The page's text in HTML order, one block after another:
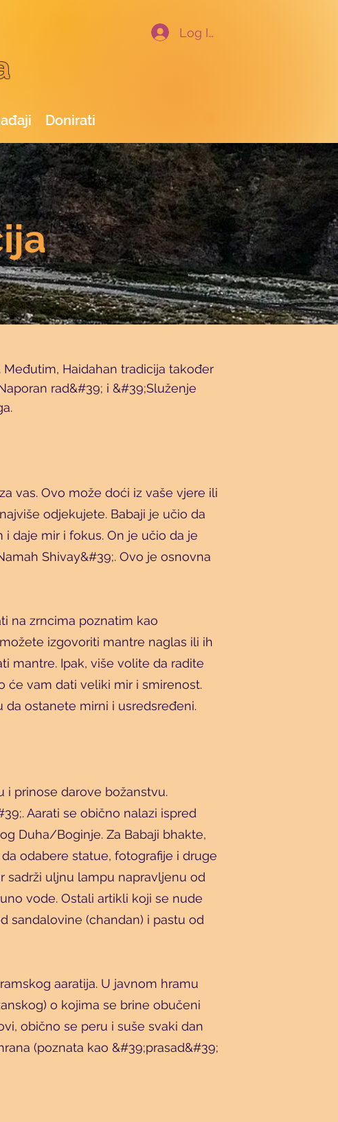
Log In
Donirati
Haidahan tradicija također
rad&#39; i &#39;Služenje
vas. Ovo može doći iz vaše vjere ili
odjekujete. Babaji je učio da
daje mir i fokus. On je učio da je
Shivay&#39;. Ovo je osnovna
na zrncima poznatim kao
izgovoriti mantre naglas ili ih
mantre. Ipak, više volite da radite
će vam dati veliki mir i smirenost.
ostanete mirni i usredsređeni.
i prinose darove božanstvu.
Aarati se obično nalazi ispred
Duha/Boginje. Za Babaji bhakte,
odabere statue, fotografije i druge
sadrži uljnu lampu napravljenu od
vode. Ostali artikli koji se nude
sandalovine (chandan) i pastu od
aaratija. U javnom hramu
o kojima se brine obučeni
obično se peru i suše svaki dan
(poznata kao &#39;prasad&#39;